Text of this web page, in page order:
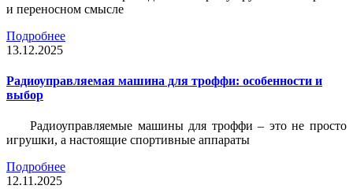
и переносном смысле
Подробнее
13.12.2025
Радиоуправляемая машина для троффи: особенности и
выбор
Радиоуправляемые машины для троффи – это не просто
игрушки, а настоящие спортивные аппараты
Подробнее
12.11.2025